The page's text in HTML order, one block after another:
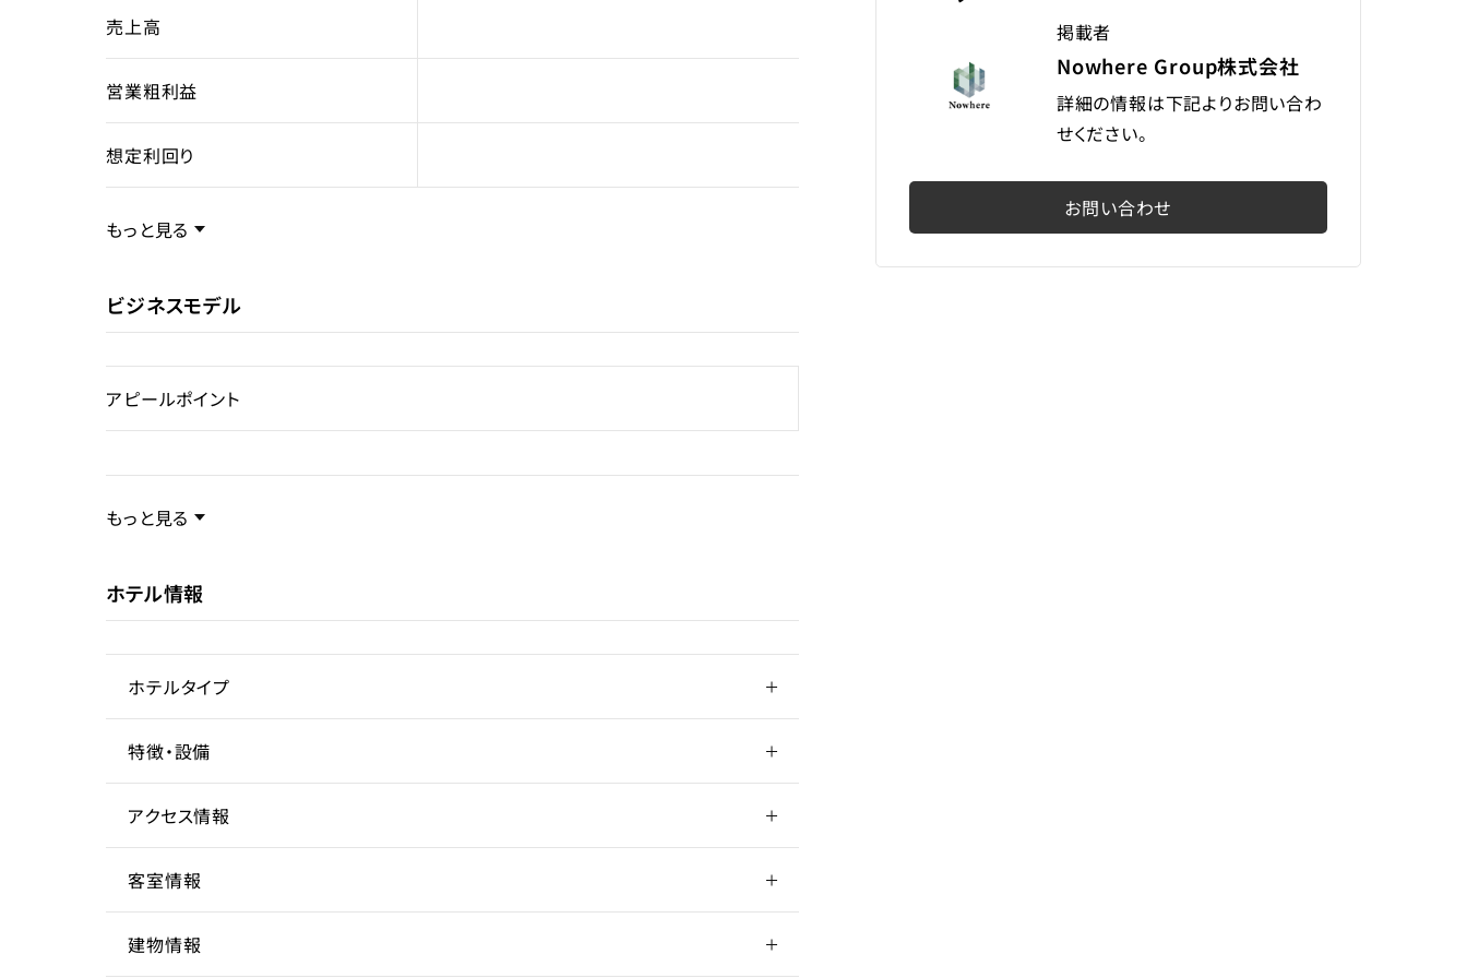
掲載者
Nowhere Group株式会社
詳細の情報は下記よりお問い合わ
せください。
お問い合わせ
売上高
営業粗利益
想定利回り
売却スキーム
権利
売却理由
ライセンス種類
もっと見る
ビジネスモデル
アピールポイント
事業内容／事業特徴
ターゲット層
客単価／客室単価
稼働率
もっと見る
ホテル情報
ホテルタイプ
特徴・設備
アクセス情報
所在地 愛知県田原市和地町中谷ノ田
客室情報
建物情報